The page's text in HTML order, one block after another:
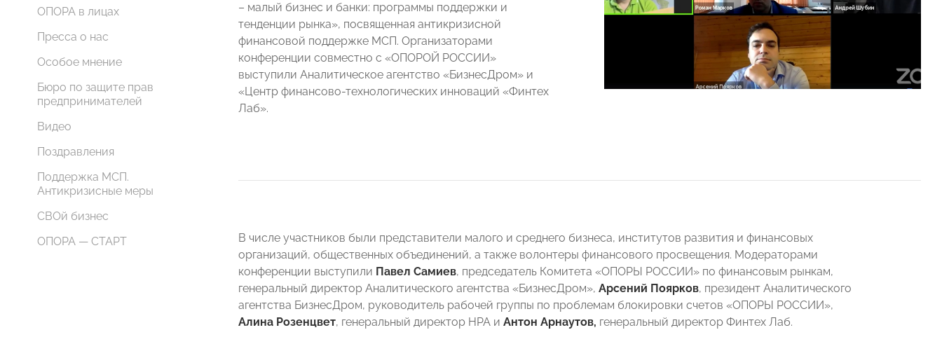
ОПОРА в лицах
Пресса о нас
Особое мнение
Бюро по защите прав
предпринимателей
Видео
Поздравления
Поддержка МСП.
Антикризисные меры
СВОй бизнес
ОПОРА — СТАРТ
– малый бизнес и банки: программы поддержки и
тенденции рынка», посвященная антикризисной
финансовой поддержке МСП. Организаторами
конференции совместно с «ОПОРОЙ РОССИИ»
выступили Аналитическое агентство «БизнесДром» и
«Центр финансово-технологических инноваций «Финтех
Лаб».
В числе участников были представители малого и среднего бизнеса, институтов развития и финансовых
организаций, общественных объединений, а также волонтеры финансового просвещения. Модераторами
конференции выступили Павел Самиев, председатель Комитета «ОПОРЫ РОССИИ» по финансовым рынкам,
генеральный директор Аналитического агентства «БизнесДром», Арсений Поярков, президент Аналитического
агентства БизнесДром, руководитель рабочей группы по проблемам блокировки счетов «ОПОРЫ РОССИИ»,
Алина Розенцвет, генеральный директор НРА и Антон Арнаутов, генеральный директор Финтех Лаб.